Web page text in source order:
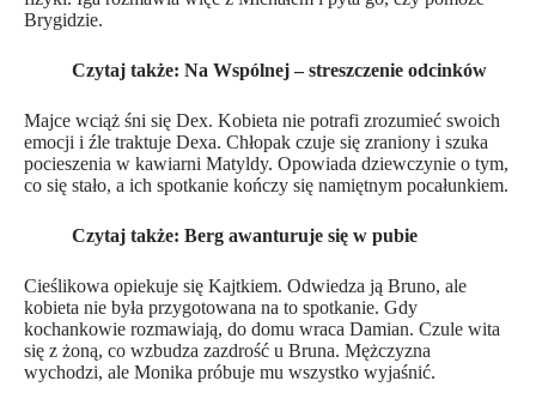
Brygidzie.
Czytaj także: Na Wspólnej – streszczenie odcinków
Majce wciąż śni się Dex. Kobieta nie potrafi zrozumieć swoich
emocji i źle traktuje Dexa. Chłopak czuje się zraniony i szuka
pocieszenia w kawiarni Matyldy. Opowiada dziewczynie o tym,
co się stało, a ich spotkanie kończy się namiętnym pocałunkiem.
Czytaj także: Berg awanturuje się w pubie
Cieślikowa opiekuje się Kajtkiem. Odwiedza ją Bruno, ale
kobieta nie była przygotowana na to spotkanie. Gdy
kochankowie rozmawiają, do domu wraca Damian. Czule wita
się z żoną, co wzbudza zazdrość u Bruna. Mężczyzna
wychodzi, ale Monika próbuje mu wszystko wyjaśnić.